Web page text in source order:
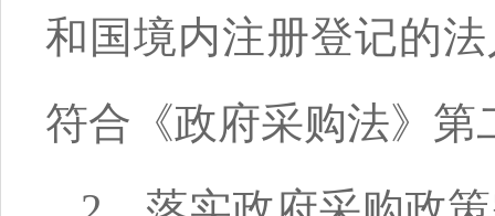
和国境内注册登记的
符合《政府采购法》